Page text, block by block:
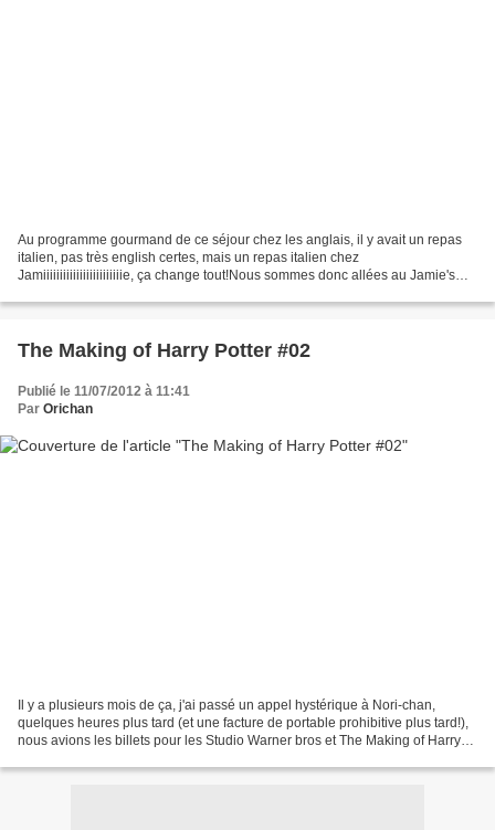
Au programme gourmand de ce séjour chez les anglais, il y avait un repas
italien, pas très english certes, mais un repas italien chez
Jamiiiiiiiiiiiiiiiiiiiiiiiie, ça change tout!Nous sommes donc allées au Jamie's
The Making of Harry Potter #02
Publié le 11/07/2012 à 11:41
Par Orichan
Il y a plusieurs mois de ça, j'ai passé un appel hystérique à Nori-chan,
quelques heures plus tard (et une facture de portable prohibitive plus tard!),
nous avions les billets pour les Studio Warner bros et The Making of Harry